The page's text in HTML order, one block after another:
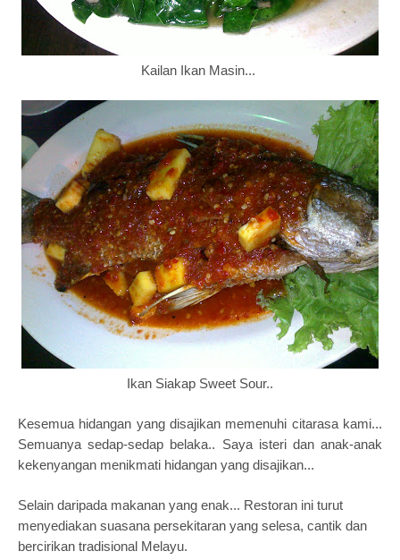
Kailan Ikan Masin...
Ikan Siakap Sweet Sour..
Kesemua hidangan yang disajikan memenuhi citarasa kami...
Semuanya sedap-sedap belaka.. Saya isteri dan anak-anak
kekenyangan menikmati hidangan yang disajikan...
Selain daripada makanan yang enak... Restoran ini turut
menyediakan suasana persekitaran yang selesa, cantik dan
bercirikan tradisional Melayu.